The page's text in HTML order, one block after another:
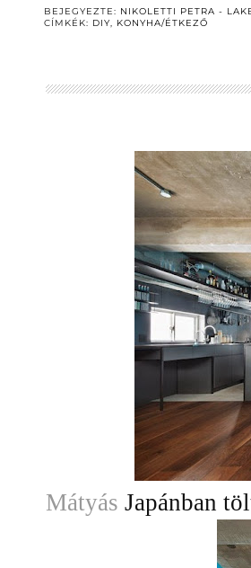
BEJEGYEZTE: NIKOLETTI PETRA -
CÍMKÉK: DIY, KONYHA/ÉTKEZŐ
Mátyás Japánban